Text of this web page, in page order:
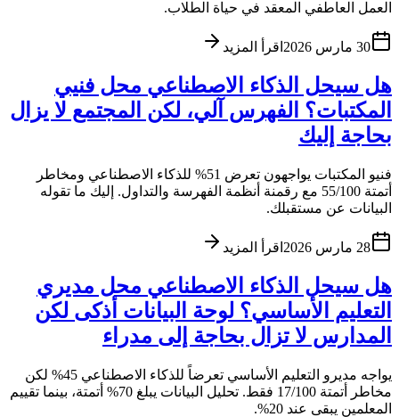
العمل العاطفي المعقد في حياة الطلاب.
30 مارس 2026 اقرأ المزيد
هل سيحل الذكاء الاصطناعي محل فنيي
المكتبات؟ الفهرس آلي، لكن المجتمع لا يزال
بحاجة إليك
فنيو المكتبات يواجهون تعرض 51% للذكاء الاصطناعي ومخاطر
أتمتة 55/100 مع رقمنة أنظمة الفهرسة والتداول. إليك ما تقوله
البيانات عن مستقبلك.
28 مارس 2026 اقرأ المزيد
هل سيحل الذكاء الاصطناعي محل مديري
التعليم الأساسي؟ لوحة البيانات أذكى لكن
المدارس لا تزال بحاجة إلى مدراء
يواجه مديرو التعليم الأساسي تعرضاً للذكاء الاصطناعي 45% لكن
مخاطر أتمتة 17/100 فقط. تحليل البيانات يبلغ 70% أتمتة، بينما تقييم
المعلمين يبقى عند 20%.